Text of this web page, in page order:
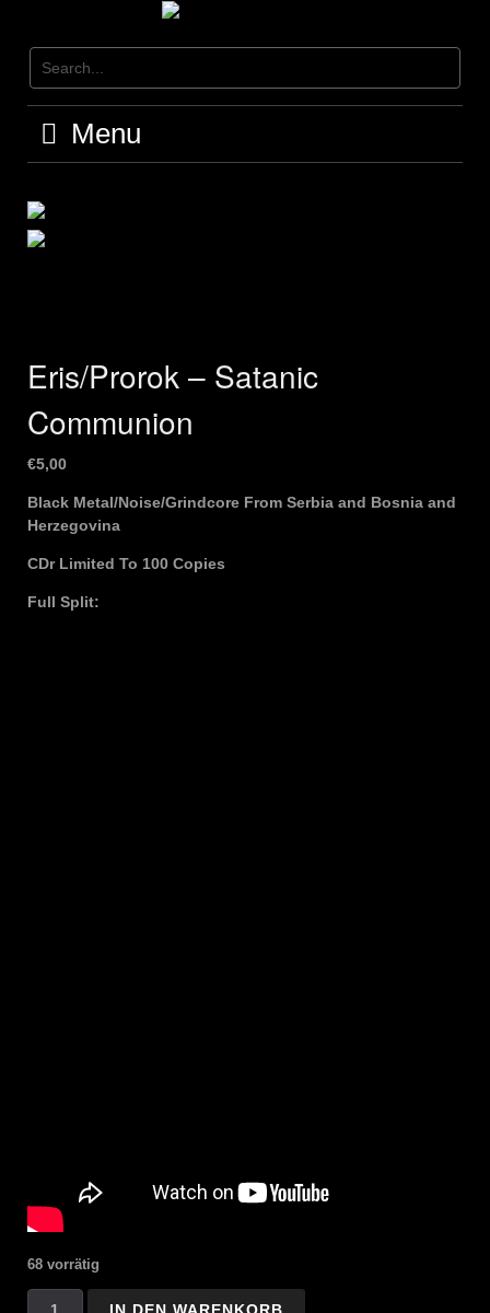
content
Menu
Eris/Prorok – Satanic
Communion
€5,00
Black Metal/Noise/Grindcore From Serbia and Bosnia and
Herzegovina
CDr Limited To 100 Copies
Full Split:
68 vorrätig